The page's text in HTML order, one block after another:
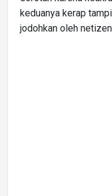
keduanya kerap
jodohkan oleh